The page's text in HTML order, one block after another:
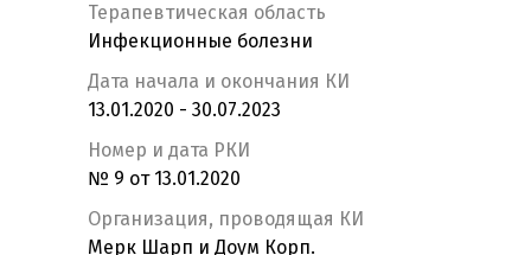
Терапевтическая область
Инфекционные болезни
Дата начала и окончания КИ
13.01.2020 - 30.07.2023
Номер и дата РКИ
№ 9 от 13.01.2020
Организация, проводящая КИ
Мерк Шарп и Доум Корп.